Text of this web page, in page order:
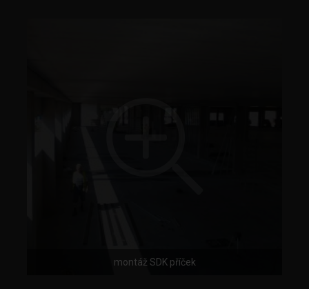
montáž SDK příček